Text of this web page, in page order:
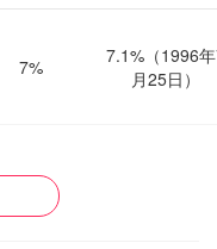
7%
7.1%（1996
月25日）
18.47%